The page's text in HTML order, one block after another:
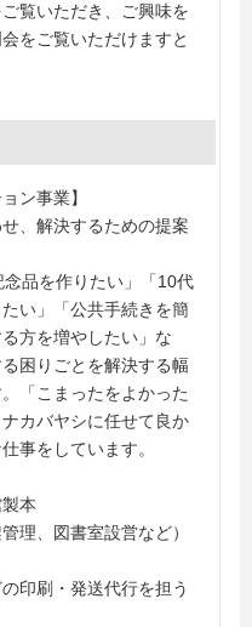
覧いただき、ご興味を
をご覧いただけますと
ン事業】
、解決するための提案
品を作りたい」「10代
い」「公共手続きを簡
方を増やしたい」な
困りごとを解決する幅
「こまったをよかった
カバヤシに任せて良か
事をしています。
本
理、図書室設営など）
印刷・発送代行を担う